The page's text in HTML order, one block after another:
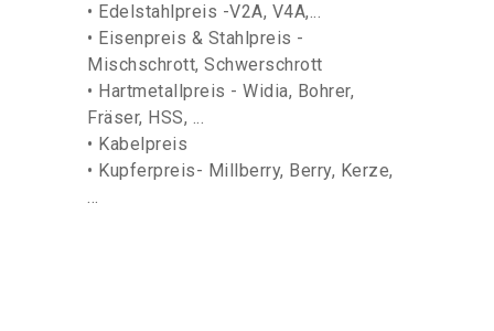
• Edelstahlpreis -V2A, V4A,...
• Eisenpreis & Stahlpreis -
Mischschrott, Schwerschrott
• Hartmetallpreis - Widia, Bohrer,
Fräser, HSS, ...
• Kabelpreis
• Kupferpreis- Millberry, Berry, Kerze,
...